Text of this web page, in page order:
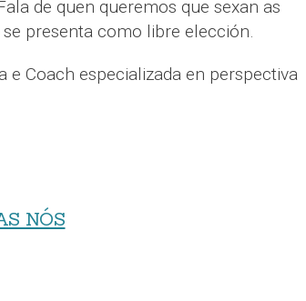
de quen queremos que sexan as
presenta como libre elección.
e Coach especializada en perspectiva
NÓS